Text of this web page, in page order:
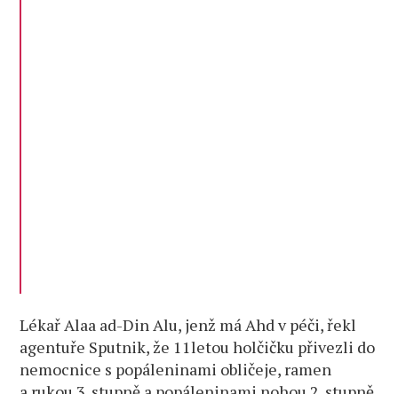
Lékař Alaa ad-Din Alu, jenž má Ahd v péči, řekl
agentuře Sputnik, že 11letou holčičku přivezli do
nemocnice s popáleninami obličeje, ramen